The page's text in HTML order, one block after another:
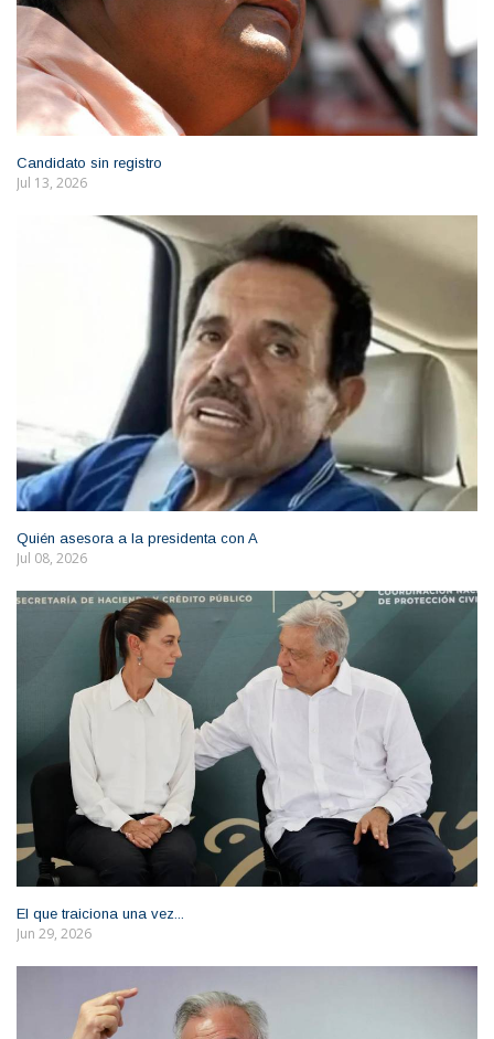
Candidato sin registro
Jul 13, 2026
Quién asesora a la presidenta con A
Jul 08, 2026
El que traiciona una vez...
Jun 29, 2026